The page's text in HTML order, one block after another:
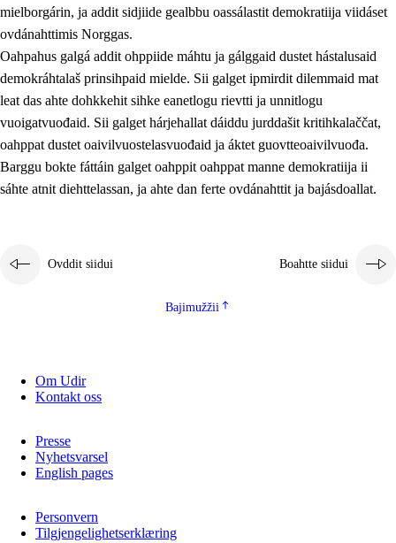
2.4 Oahppat oahppat
Fágaidrasttideaddji fáttát
2.5 Fágaidrasttideaddji fáttát
2.5.1 Álbmotdearvvašvuohta ja eallimis birget
2.5.2 Demokratiija ja mielborgárvuohta
2.5.3 Guoddevaš ovdáneapmi
mielborgárin, ja addit sidjiide gealbbu oassálastit demokratiija viidáset
ovdánahttimis Norggas.
Oahpahus galgá addit ohppiide máhtu ja gálggaid dustet hástalusaid
demokráhtalaš prinsihpaid mielde. Sii galget ipmirdit dilemmaid mat
leat das ahte dohkkehit sihke eanetlogu rievtti ja unnitlogu
vuoigatvuođaid. Sii galget hárjehallat dáiddu jurddašit kritihkalaččat,
oahppat dustet oaivilvuostelasvuođaid ja áktet guovtteoaivilvuođa.
Barggu bokte fáttáin galget oahppit oahppat manne demokratiija ii
sáhte atnit diehttelassan, ja ahte dan ferte ovdánahttit ja bajásdoallat.
Ovddit siidui Boahtte siidui
Bajimužžii
Om Udir
Kontakt oss
Presse
Nyhetsvarsel
English pages
Personvern
Tilgjengelighetserklæring